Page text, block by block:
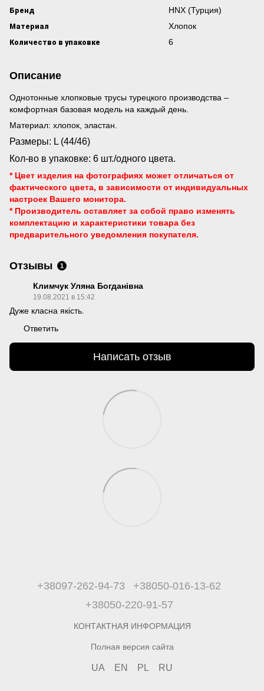
Бренд HNX (Турция)
Материал Хлопок
Количество в упаковке 6
Описание
Однотонные хлопковые трусы турецкого производства –
комфортная базовая модель на каждый день.
Материал: хлопок, эластан.
Размеры: L (44/46)
Кол-во в упаковке: 6 шт./одного цвета.
* Цвет изделия на фотографиях может отличаться от
фактического цвета, в зависимости от индивидуальных
настроек Вашего монитора.
* Производитель оставляет за собой право изменять
комплектацию и характеристики товара без
предварительного уведомления покупателя.
Отзывы 1
Климчук Уляна Богданівна
19.08.2021 в 15:42
Дуже класна якість.
Ответить
Написать отзыв
+38097-262-94-73
+38050-016-13-62
+38050-220-91-57
КОНТАКТНАЯ ИНФОРМАЦИЯ
Полная версия сайта
UA EN PL RU